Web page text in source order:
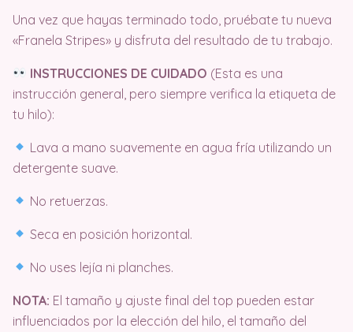
Una vez que hayas terminado todo, pruébate tu nueva
«Franela Stripes» y disfruta del resultado de tu trabajo.
INSTRUCCIONES DE CUIDADO (Esta es una
instrucción general, pero siempre verifica la etiqueta de
tu hilo):
Lava a mano suavemente en agua fría utilizando un
detergente suave.
No retuerzas.
Seca en posición horizontal.
No uses lejía ni planches.
NOTA: El tamaño y ajuste final del top pueden estar
influenciados por la elección del hilo, el tamaño del